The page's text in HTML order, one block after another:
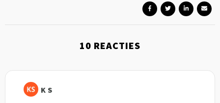
10 REACTIES
K S